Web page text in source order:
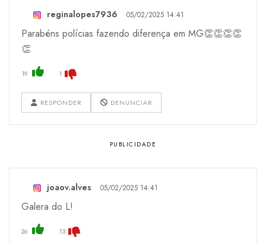
reginalopes7936 05/02/2025 14:41
Parabéns polícias fazendo diferença em MG👏👏👏👏
👏
19 1
RESPONDER DENUNCIAR
joaov.alves 05/02/2025 14:41
Galera do L!
26 13